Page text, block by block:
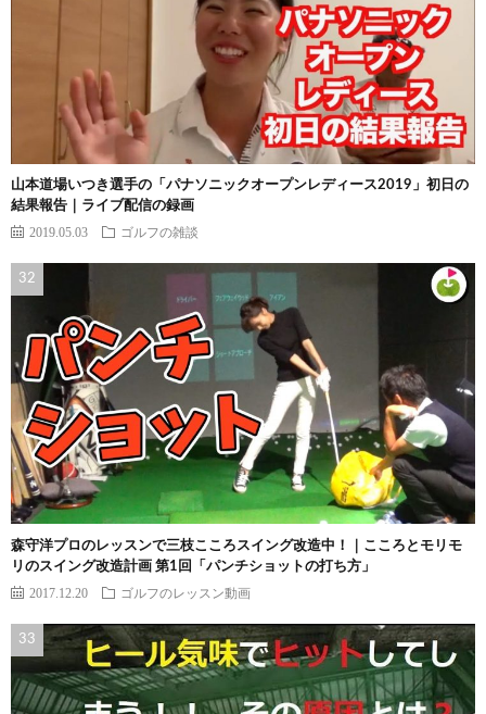
山本道場いつき選手の「パナソニックオープンレディース2019」初日の
結果報告｜ライブ配信の録画
2019.05.03 ゴルフの雑談
森守洋プロのレッスンで三枝こころスイング改造中！｜こころとモリモ
リのスイング改造計画 第1回「パンチショットの打ち方」
2017.12.20 ゴルフのレッスン動画